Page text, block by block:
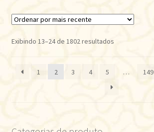
Exibindo 13–24 de 1802 resultadosClassificado
recente
1 2 3 4 5 … 149